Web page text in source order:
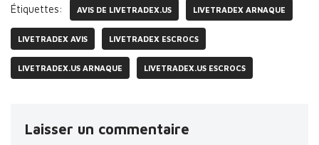
Étiquettes: AVIS DE LIVETRADEX.US LIVETRADEX ARNAQUE
LIVETRADEX AVIS LIVETRADEX ESCROCS
LIVETRADEX.US ARNAQUE LIVETRADEX.US ESCROCS
Laisser un commentaire